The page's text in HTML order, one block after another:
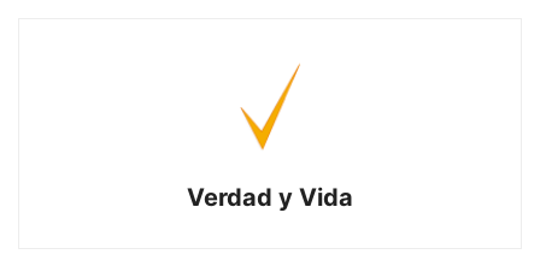
Verdad y Vida